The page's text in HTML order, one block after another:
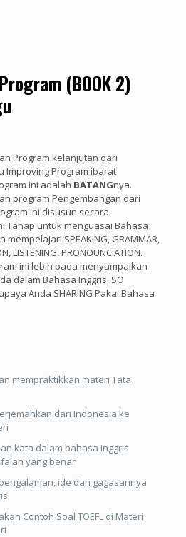
(BOOK 2)
Program kelanjutan dari
Improving Program ibarat
ini adalah BATANGnya.
program Pengembangan dari
ini disusun secara
Tahap untuk menguasai Bahasa
mempelajari SPEAKING, GRAMMAR,
LISTENING, PRONOUNCIATION.
ini lebih pada menyampaikan
dalam Bahasa Inggris, SO
Anda SHARING Pakai Bahasa
mempraktikkan materi Tata
dari Indonesia ke
kata dalam bahasa Inggris
yang benar
ide dan gagasannya
Contoh Soal TOEFL di Materi